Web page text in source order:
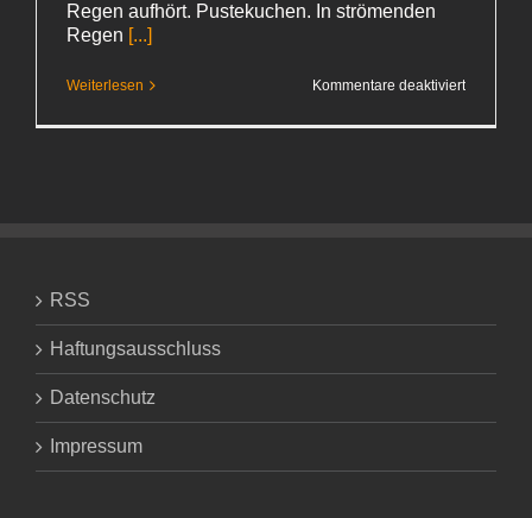
Regen aufhört. Pustekuchen. In strömenden
Regen [...]
Weiterlesen Kommentare deaktiviertfür
RSS
Haftungsausschluss
Datenschutz
Impressum